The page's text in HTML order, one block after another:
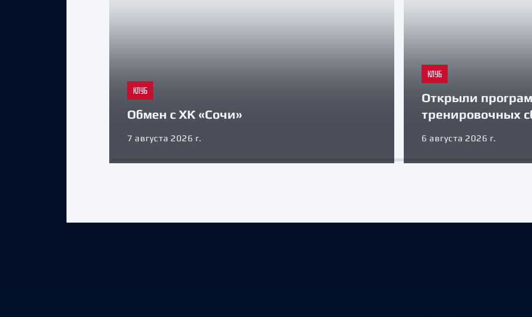
КЛУБ
Обмен с ХК «Сочи»
7 августа 2026 г.
КЛУБ
Открыли
тренировочных
6 августа 2026 г.